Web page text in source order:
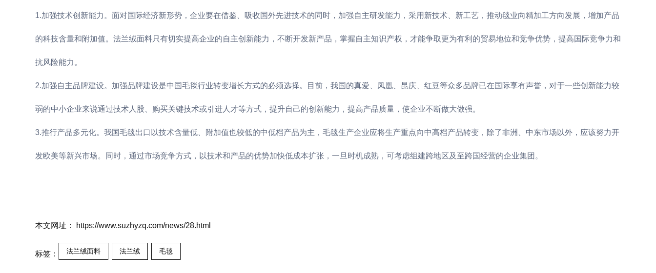
1.加强技术创新能力。面对国际经济新形势，企业要在借鉴、吸收国外先进技术的同时，加强自主研发能力，采用新技术、新工艺，推动毯业向精加工方向发展，增加产品
的科技含量和附加值。法兰绒面料只有切实提高企业的自主创新能力，不断开发新产品，掌握自主知识产权，才能争取更为有利的贸易地位和竞争优势，提高国际竞争力和
抗风险能力。
2.加强自主品牌建设。加强品牌建设是中国毛毯行业转变增长方式的必须选择。目前，我国的真爱、凤凰、昆庆、红豆等众多品牌已在国际享有声誉，对于一些创新能力较
弱的中小企业来说通过技术人股、购买关键技术或引进人才等方式，提升自己的创新能力，提高产品质量，使企业不断做大做强。
3.推行产品多元化。我国毛毯出口以技术含量低、附加值也较低的中低档产品为主，毛毯生产企业应将生产重点向中高档产品转变，除了非洲、中东市场以外，应该努力开
发欧美等新兴市场。同时，通过市场竞争方式，以技术和产品的优势加快低成本扩张，一旦时机成熟，可考虑组建跨地区及至跨国经营的企业集团。
本文网址： https://www.suzhyzq.com/news/28.html
标签： 法兰绒面料 法兰绒 毛毯